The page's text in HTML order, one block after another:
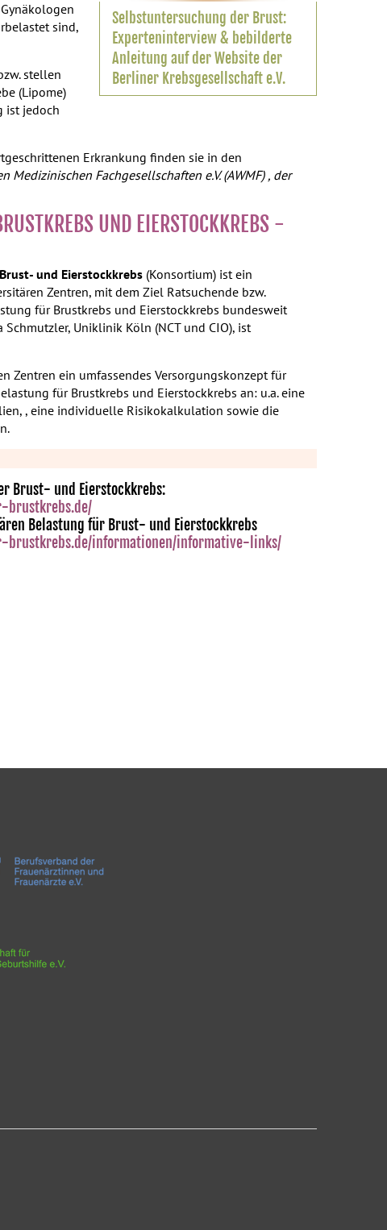
Selbstuntersuchung der Brust:
Experteninterview & bebilderte
Anleitung auf der Website der
Berliner Krebsgesellschaft e.V.
sind,
stellen
(Lipome)
ist jedoch
Erkrankung finden sie in den
Fachgesellschaften e.V. (AWMF) , der
UND EIERSTOCKKREBS -
und Eierstockkrebs (Konsortium) ist ein
Zentren, mit dem Ziel Ratsuchende bzw.
für Brustkrebs und Eierstockkrebs bundesweit
Schmutzler, Uniklinik Köln (NCT und CIO), ist
Zentren ein umfassendes Versorgungskonzept für
für Brustkrebs und Eierstockkrebs an: u.a. eine
, eine individuelle Risikokalkulation sowie die
Brust- und Eierstockkrebs:
brustkrebs.de/
Belastung für Brust- und Eierstockkrebs
informationen/informative-links/